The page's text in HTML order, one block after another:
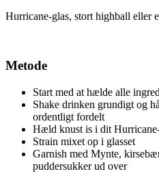
Hurricane-glas, stort highball eller
Metode
Start med at hælde alle
Shake drinken grundigt og
ordentligt fordelt
Hæld knust is i dit
Strain mixet op i glasset
Garnish med Mynte,
puddersukker ud over